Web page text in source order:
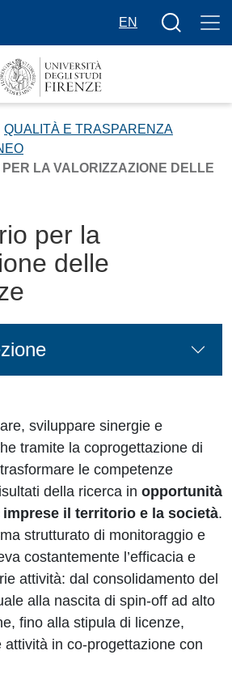
EN
Bottone
QUALITÀ E TRASPARENZA
LA VALORIZZAZIONE DELLE
per la
delle
sviluppare sinergie e
tramite la coprogettazione di
le competenze
della ricerca in opportunità
il territorio e la società.
strutturato di monitoraggio e
costantemente l’efficacia e
attività: dal consolidamento del
alla nascita di spin-off ad alto
fino alla stipula di licenze,
in co-progettazione con